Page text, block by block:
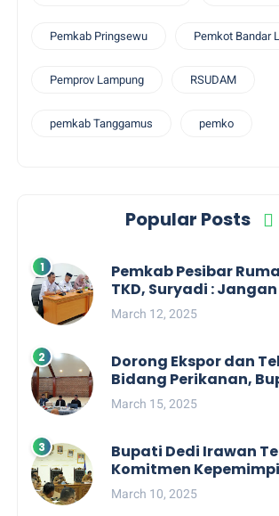
Pemkab Pringsewu Pemkot Bandar
Pemprov Lampung RSUDAM
pemkab Tanggamus pemko
Popular Posts
Pemkab Pesibar
TKD, Suryadi :
Dengan Kepentingan
March 12, 2025
Dorong Ekspor dan
Bidang Perikanan,
Barat Audiensi
March 15, 2025
Bupati Dedi Irawan
Komitmen
Berpihak kepada
dalam Rapat
March 10, 2025